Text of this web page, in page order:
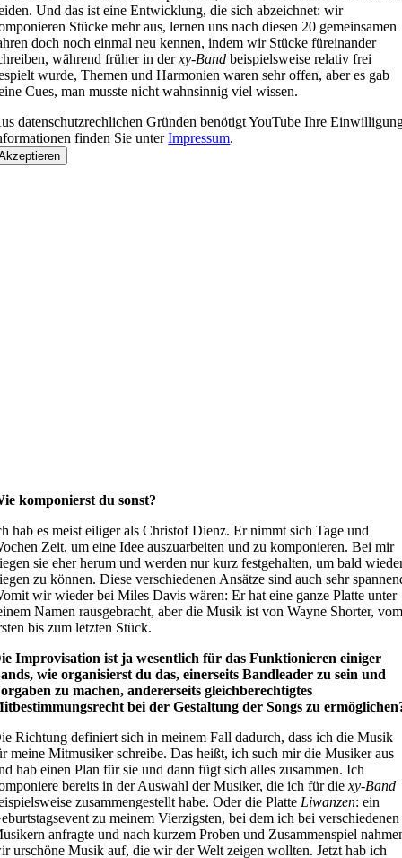
Und das ist eine Entwicklung, die sich abzeichnet: wir
Stücke mehr aus, lernen uns nach diesen 20 gemeinsamen
doch noch einmal neu kennen, indem wir Stücke füreinander
während früher in derxy-Band beispielsweise relativ frei
wurde, Themen und Harmonien waren sehr offen, aber es gab
Cues, man musste nicht wahnsinnig viel wissen.
datenschutzrechlichen Gründen benötigt YouTube Ihre
finden Sie unterImpressum.
komponierst du sonst?
hab es meist eiliger als Christof Dienz. Er nimmt sich Tage und
Zeit, um eine Idee auszuarbeiten und zu komponieren. Bei mir
sie eher herum und werden nur kurz festgehalten, um bald
zu können. Diese verschiedenen Ansätze sind auch sehr
wir wieder bei Miles Davis wären: Er hat eine ganze Platte unter
Namen rausgebracht, aber die Musik ist von Wayne Shorter,
bis zum letzten Stück.
Improvisation ist ja wesentlich für das Funktionieren einiger
wie organisierst du das, einerseits Bandleader zu sein und
zu machen, andererseits gleichberechtigtes
bei der Gestaltung der Songs zu
Richtung definiert sich in meinem Fall dadurch, dass ich die Musik
meine Mitmusiker schreibe. Das heißt, ich such mir die Musiker aus
hab einen Plan für sie und dann fügt sich alles zusammen. Ich
bereits in der Auswahl der Musiker, die ich für diexy-Band
zusammengestellt habe. Oder die Platte Liwanzen: ein
zu meinem Vierzigsten, bei dem ich bei verschiedenen
anfragte und nach kurzem Proben und Zusammenspiel
urschöne Musik auf, die wir der Welt zeigen wollten. Jetzt hab ich